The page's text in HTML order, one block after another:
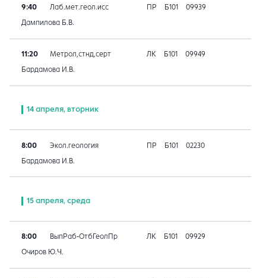
9:40 Лаб.мет.геол.исс ПР Б101 09939
Дампилова Б.В.
11:20 Метрол,стнд,серт ЛК Б101 09949
Бардамова И.В.
14 апреля, вторник
8:00 Экол.геология ПР Б101 02230
Бардамова И.В.
15 апреля, среда
8:00 ВыпРаб-ОтбГеолПр ЛК Б101 09929
Очиров Ю.Ч.